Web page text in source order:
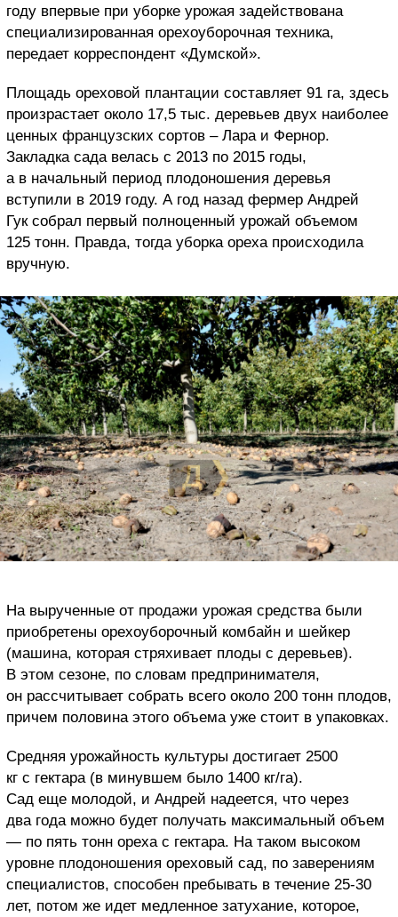
году впервые при уборке урожая задействована
специализированная орехоуборочная техника,
передает корреспондент «Думской».
Площадь ореховой плантации составляет 91 га, здесь
произрастает около 17,5 тыс. деревьев двух наиболее
ценных французских сортов – Лара и Фернор.
Закладка сада велась с 2013 по 2015 годы,
а в начальный период плодоношения деревья
вступили в 2019 году. А год назад фермер Андрей
Гук собрал первый полноценный урожай объемом
125 тонн. Правда, тогда уборка ореха происходила
вручную.
На вырученные от продажи урожая средства были
приобретены орехоуборочный комбайн и шейкер
(машина, которая стряхивает плоды с деревьев).
В этом сезоне, по словам предпринимателя,
он рассчитывает собрать всего около 200 тонн плодов,
причем половина этого объема уже стоит в упаковках.
Средняя урожайность культуры достигает 2500
кг с гектара (в минувшем было 1400 кг/га).
Сад еще молодой, и Андрей надеется, что через
два года можно будет получать максимальный объем
— по пять тонн ореха с гектара. На таком высоком
уровне плодоношения ореховый сад, по заверениям
специалистов, способен пребывать в течение 25-30
лет, потом же идет медленное затухание, которое,